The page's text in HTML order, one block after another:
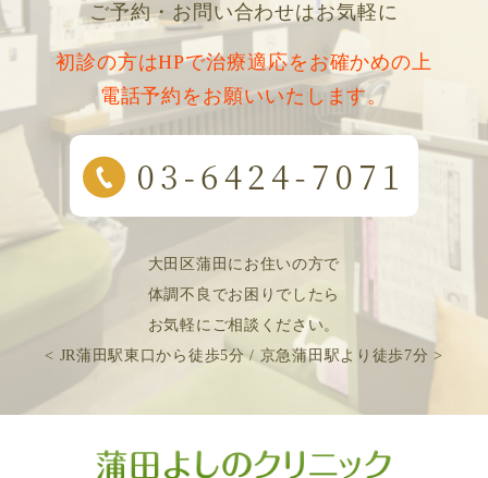
ご予約・お問い合わせはお気軽に
初診の方はHPで治療適応をお確かめの上
電話予約をお願いいたします。
大田区蒲田にお住いの方で
体調不良でお困りでしたら
お気軽にご相談ください。
< JR蒲田駅東口から徒歩5分 / 京急蒲田駅より徒歩7分 >